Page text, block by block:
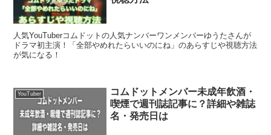
人気YouTuberコムドットの人気ナンバーワンメンバーゆうたさんが
ドラマ初主演！「全部やめれたらいいのにね」のあらすじや視聴方法
が気になる！
YouTuber
コムドットメンバー未成年飲酒・
喫煙で週刊誌記事に？詳細や雑誌
名・発売日は